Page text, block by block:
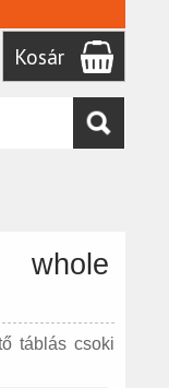
Kosár
táblás csoki